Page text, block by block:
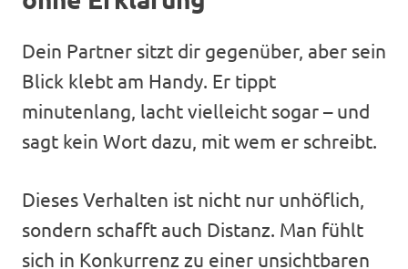
Dein Partner sitzt dir gegenüber, aber sein
Blick klebt am Handy. Er tippt
minutenlang, lacht vielleicht sogar – und
sagt kein Wort dazu, mit wem er schreibt.
Dieses Verhalten ist nicht nur unhöflich,
sondern schafft auch Distanz. Man fühlt
sich in Konkurrenz zu einer unsichtbaren